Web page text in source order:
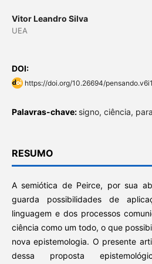
Vitor Leandro Silva
UEA
DOI:
https://doi.org/10.26694/
Palavras-chave: signo, ciência,
RESUMO
A semiótica de Peirce, por sua
guarda possibilidades de
linguagem e dos processos
ciência como um todo, o que
nova epistemologia. O presente
dessa proposta